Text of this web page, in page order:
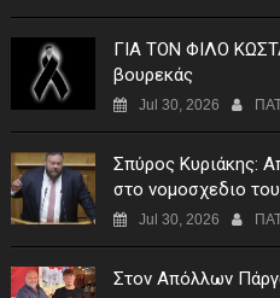
ΓIA TON ΦIΛO
βουρεκάς
Jul 30, 2026
Σπύρος Κυριάκης:
στο νομοσχεδιο
Jul 30, 2026
Στον Απόλλων